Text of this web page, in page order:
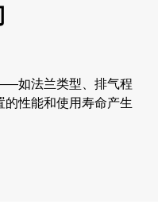
如法兰类型、排气程
的性能和使用寿命产生